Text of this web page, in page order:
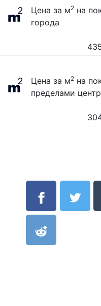
Цена за м2 на
города
Цена за м2 на
пределами